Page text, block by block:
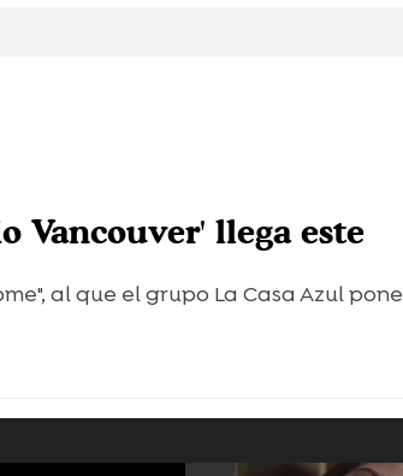
Vancouver' llega este
al que el grupo La Casa Azul pone